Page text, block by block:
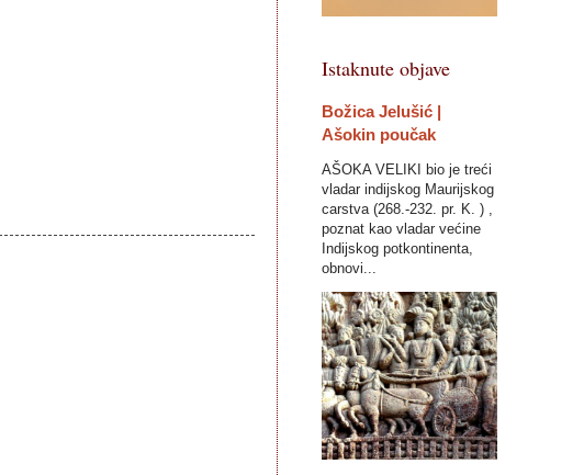
Istaknute objave
Božica Jelušić |
Ašokin poučak
AŠOKA VELIKI bio je treći
vladar indijskog Maurijskog
carstva (268.-232. pr. K. ) ,
poznat kao vladar većine
Indijskog potkontinenta,
obnovi...